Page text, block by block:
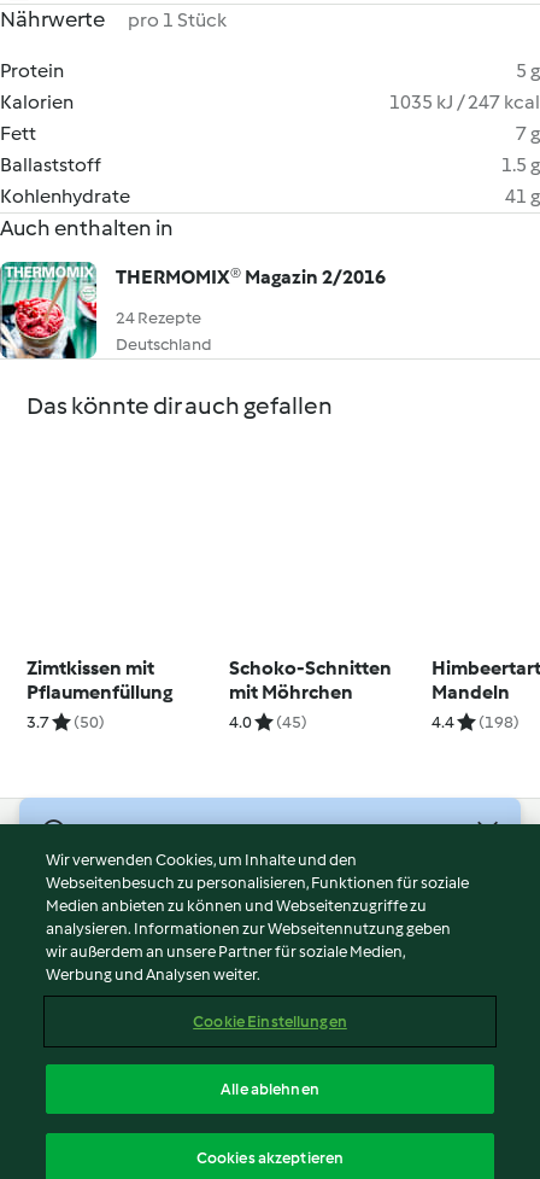
Nährwerte pro 1 Stück
Protein
5 g
Kalorien
1035 kJ / 247 kcal
Fett
7 g
Ballaststoff
1.5 g
Kohlenhydrate
41 g
Auch enthalten in
THERMOMIX® Magazin 2/2016
24 Rezepte
Deutschland
Das könnte dir auch gefallen
Zimtkissen mit
Pflaumenfüllung
3.7 (50)
Schoko-Schnitten
mit Möhrchen
4.0 (45)
Mandeln
4.4 (198)
Nutzungsbedingungen
Datenschutzrichtlinien
Disclaimer
Impressum
Inhalt melden
Erklärung zur Barrierefreiheit
Wir verwenden Cookies, um Inhalte und den
Webseitenbesuch zu personalisieren, Funktionen für soziale
Medien anbieten zu können und Webseitenzugriffe zu
analysieren. Informationen zur Webseitennutzung geben
wir außerdem an unsere Partner für soziale Medien,
Werbung und Analysen weiter.
Cookie Einstellungen
Alle ablehnen
Cookies akzeptieren